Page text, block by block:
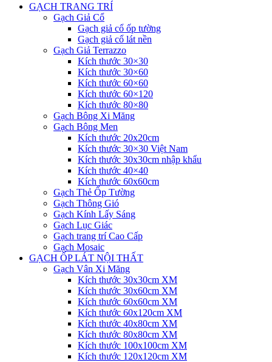
GẠCH TRANG TRÍ
Gạch Giả Cổ
Gạch giả cổ ốp tường
Gạch giả cổ lát nền
Gạch Giả Terrazzo
Kích thước 30×30
Kích thước 30×60
Kích thước 60×60
Kích thước 60×120
Kích thước 80×80
Gạch Bông Xi Măng
Gạch Bông Men
Kích thước 20x20cm
Kích thước 30×30 Việt Nam
Kích thước 30x30cm nhập khẩu
Kích thước 40×40
Kích thước 60x60cm
Gạch Thẻ Ốp Tường
Gạch Thông Gió
Gạch Kính Lấy Sáng
Gạch Lục Giác
Gạch trang trí Cao Cấp
Gạch Mosaic
GẠCH ỐP LÁT NỘI THẤT
Gạch Vân Xi Măng
Kích thước 30x30cm XM
Kích thước 30x60cm XM
Kích thước 60x60cm XM
Kích thước 60x120cm XM
Kích thước 40x80cm XM
Kích thước 80x80cm XM
Kích thước 100x100cm XM
Kích thước 120x120cm XM